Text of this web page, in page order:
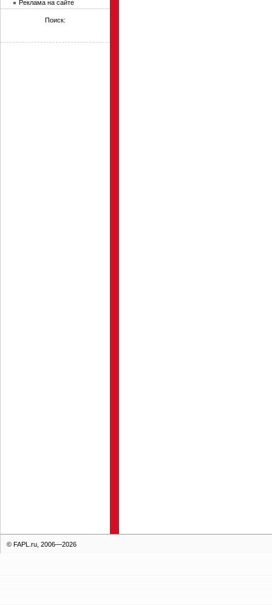
Реклама на сайте
Поиск:
© FAPL.ru, 2006—2026